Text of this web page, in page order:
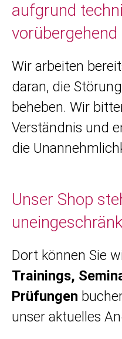
aufgrund
Wir arbeiten
daran, die
beheben. Wir
Verständnis und
die
Unser Shop
Dort können Sie
Trainings,
Prüfungen
unser aktuelles